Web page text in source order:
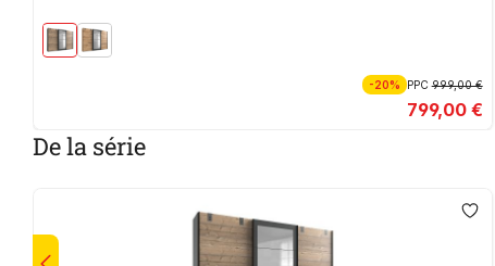
-20% PPC999,00 €
799,00 €
De la série